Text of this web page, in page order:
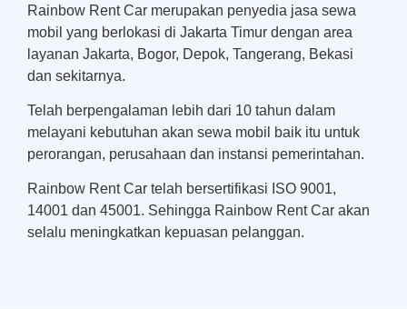
Rainbow Rent Car merupakan penyedia jasa sewa
mobil yang berlokasi di Jakarta Timur dengan area
layanan Jakarta, Bogor, Depok, Tangerang, Bekasi
dan sekitarnya.
Telah berpengalaman lebih dari 10 tahun dalam
melayani kebutuhan akan sewa mobil baik itu untuk
perorangan, perusahaan dan instansi pemerintahan.
Rainbow Rent Car telah bersertifikasi ISO 9001,
14001 dan 45001. Sehingga Rainbow Rent Car akan
selalu meningkatkan kepuasan pelanggan.